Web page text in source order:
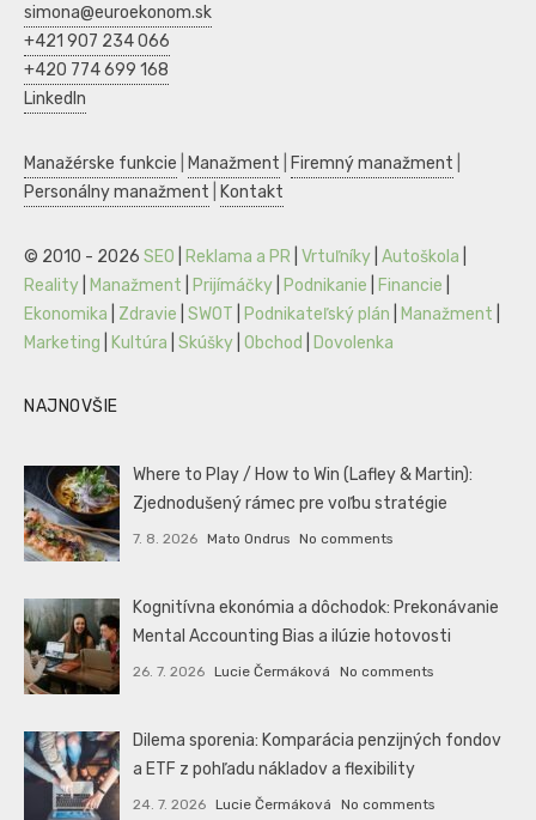
simona@euroekonom.sk
+421 907 234 066
+420 774 699 168
LinkedIn
Manažérske funkcie Manažment Firemný manažment
Personálny manažment
Kontakt
© 2010 - 2026 SEO Reklama a PR Vrtuľníky Autoškola
Reality
Manažment Prijímáčky Podnikanie Financie
Ekonomika
Zdravie SWOT Podnikateľský plán Manažment
Marketing
Kultúra Skúšky Obchod Dovolenka
NAJNOVŠIE
Where to Play / How to Win (Lafley & Martin):
Zjednodušený rámec pre voľbu stratégie
7. 8. 2026 Mato Ondrus No comments
Kognitívna ekonómia a dôchodok: Prekonávanie
Mental Accounting Bias a ilúzie hotovosti
26. 7. 2026 Lucie Čermáková No comments
Dilema sporenia: Komparácia penzijných fondov
a ETF z pohľadu nákladov a flexibility
24. 7. 2026 Lucie Čermáková No comments